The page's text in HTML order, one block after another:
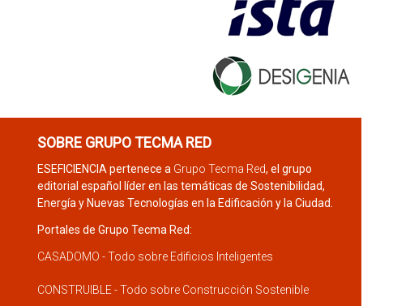
SOBRE GRUPO TECMA RED
ESEFICIENCIA pertenece a Grupo Tecma Red, el grupo
editorial español líder en las temáticas de Sostenibilidad,
Energía y Nuevas Tecnologías en la Edificación y la Ciudad.
Portales de Grupo Tecma Red:
CASADOMO - Todo sobre Edificios Inteligentes
CONSTRUIBLE - Todo sobre Construcción Sostenible